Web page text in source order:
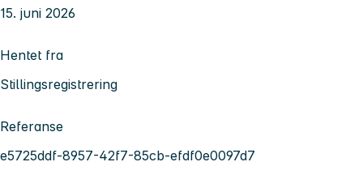
15. juni 2026
Hentet fra
Stillingsregistrering
Referanse
e5725ddf-8957-42f7-85cb-efdf0e0097d7